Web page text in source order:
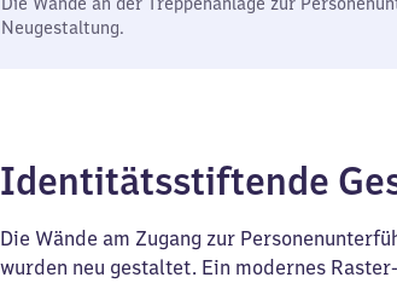
Neugestaltung.
Identitätsstiftende
Die Wände am Zugang zur
wurden neu gestaltet. Ein modernes